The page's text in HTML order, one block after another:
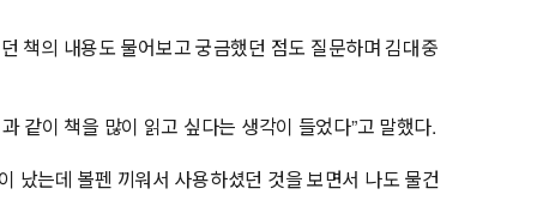
책의 내용도 물어보고 궁금했던 점도 질문하며 김대중
같이 책을 많이 읽고 싶다는 생각이 들었다”고 말했다.
났는데 볼펜 끼워서 사용하셨던 것을 보면서 나도 물건